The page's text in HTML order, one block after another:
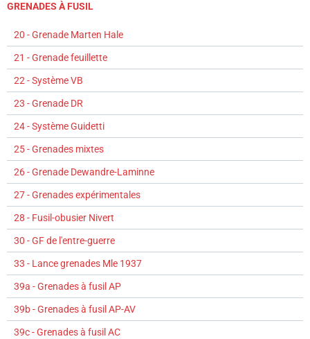
GRENADES À FUSIL
20 - Grenade Marten Hale
21 - Grenade feuillette
22 - Système VB
23 - Grenade DR
24 - Système Guidetti
25 - Grenades mixtes
26 - Grenade Dewandre-Laminne
27 - Grenades expérimentales
28 - Fusil-obusier Nivert
30 - GF de l'entre-guerre
33 - Lance grenades Mle 1937
39a - Grenades à fusil AP
39b - Grenades à fusil AP-AV
39c - Grenades à fusil AC